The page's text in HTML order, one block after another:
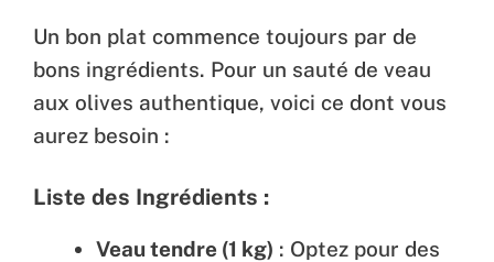
Un bon plat commence toujours par de
bons ingrédients. Pour un sauté de veau
aux olives authentique, voici ce dont vous
aurez besoin :
Liste des Ingrédients :
Veau tendre (1 kg) : Optez pour des